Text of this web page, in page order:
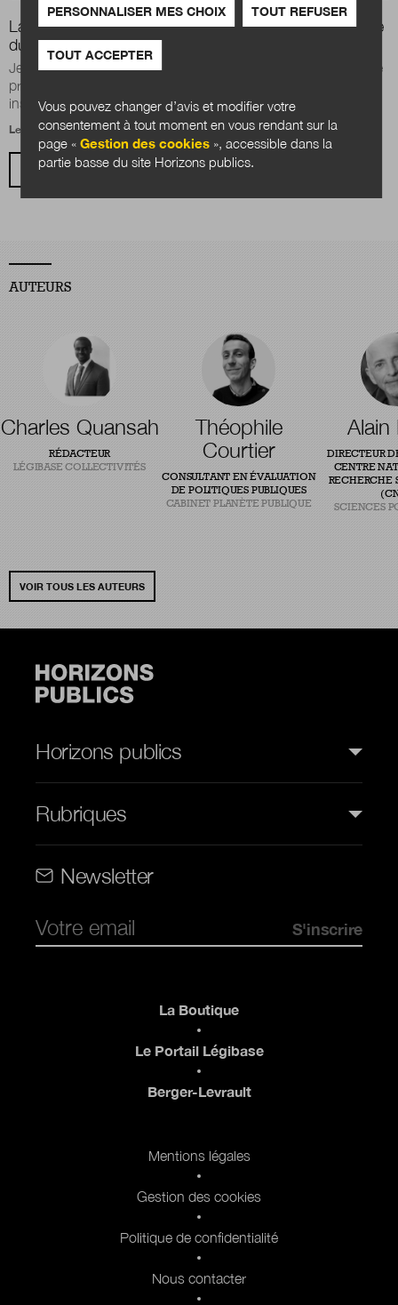
La fonction préfectorale, miroir d'une mutation assumée
du modèle territorial ?
Jean-Benoît Albertini examine l’évolution de la relation entre le
préfet et les élus locaux à l’aune des grandes réformes
institutionnelles avant de...
Le 18 octobre 2018
VOIR TOUS LES ARTICLES
AUTEURS
VOIR TOUS LES AUTEURS
Charles Quansah
RÉDACTEUR
LÉGIBASE COLLECTIVITÉS
Théophile
Courtier
CONSULTANT EN ÉVALUATION
DE POLITIQUES PUBLIQUES
CABINET PLANÈTE PUBLIQUE
Alain
DIRECTEUR
CENTRE
RECHERCHE
SCIENCES
Horizons publics
Rubriques
Newsletter
La Boutique
Le Portail Légibase
Berger-Levrault
Mentions légales
Gestion des cookies
Politique de confidentialité
Nous contacter
PERSONNALISER MES CHOIX TOUT REFUSER
TOUT ACCEPTER
Vous pouvez changer d’avis et modifier votre
consentement à tout moment en vous rendant sur la
page « Gestion des cookies», accessible dans la
partie basse du site Horizons publics.